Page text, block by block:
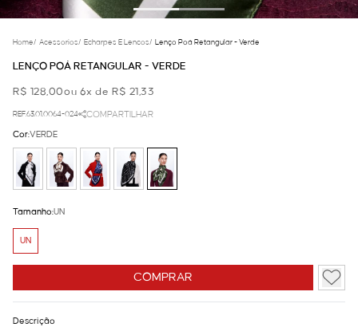
Home/ Acessorios/ Echarpes E Lencos/ Lenço Poá Retangular - Verde
LENÇO POÁ RETANGULAR - VERDE
R$ 128,00ou 6x de R$ 21,33
REF.63.01.0064-024 COMPARTILHAR
COMPRAR
Cor:VERDE
Tamanho:UN
UN
Descrição